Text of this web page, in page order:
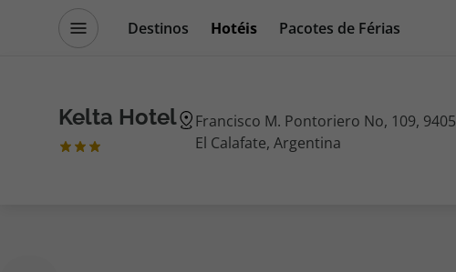
Destinos Hotéis
Pacotes de Férias
Kelta Hotel
Francisco M. Pontoriero No, 109, 9405
El Calafate, Argentina